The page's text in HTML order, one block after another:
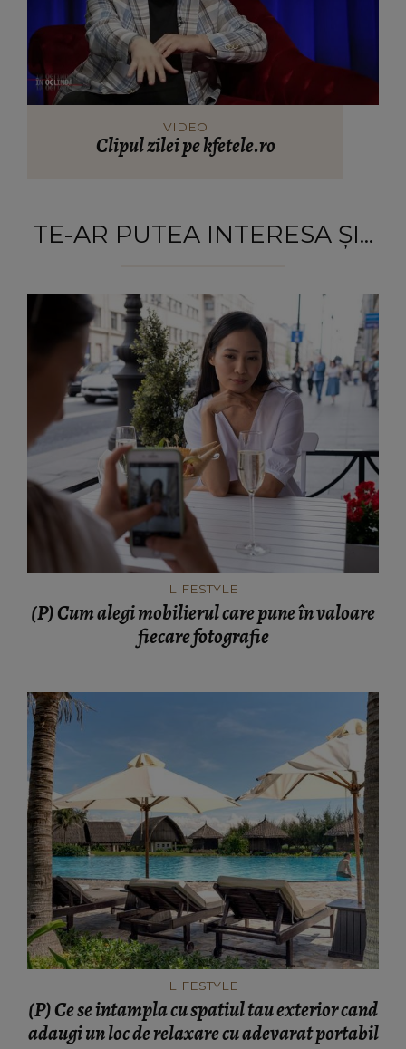
VIDEO
Clipul zilei pe kfetele.ro
TE-AR PUTEA INTERESA ȘI...
LIFESTYLE
(P) Cum alegi mobilierul care pune în valoare
fiecare fotografie
LIFESTYLE
(P) Ce se intampla cu spatiul tau exterior cand
adaugi un loc de relaxare cu adevarat portabil